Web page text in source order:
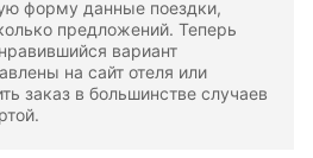
форму данные поездки,
предложений. Теперь
вариант
на сайт отеля или
заказ в большинстве случаев